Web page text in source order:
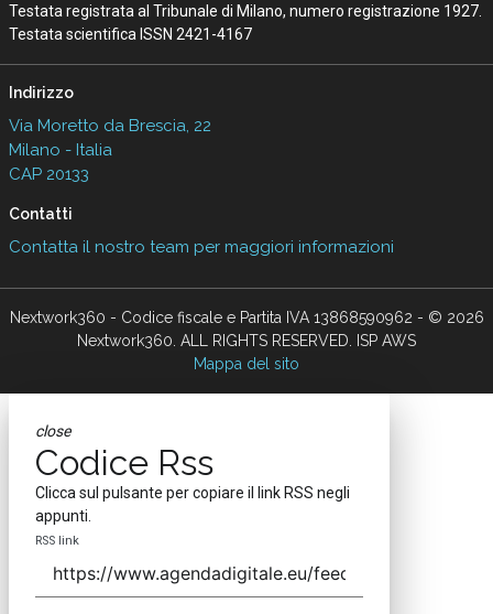
Testata registrata al Tribunale di Milano, numero registrazione 1927.
Testata scientifica ISSN 2421-4167
Indirizzo
Via Moretto da Brescia, 22
Milano - Italia
CAP 20133
Contatti
Contatta il nostro team per maggiori informazioni
Nextwork360 - Codice fiscale e Partita IVA 13868590962 - © 2026
Nextwork360. ALL RIGHTS RESERVED. ISP AWS
Mappa del sito
close
Codice Rss
Clicca sul pulsante per copiare il link RSS negli
appunti.
RSS link